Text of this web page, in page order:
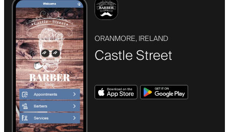
ORANMORE, IRELAND
Castle Street